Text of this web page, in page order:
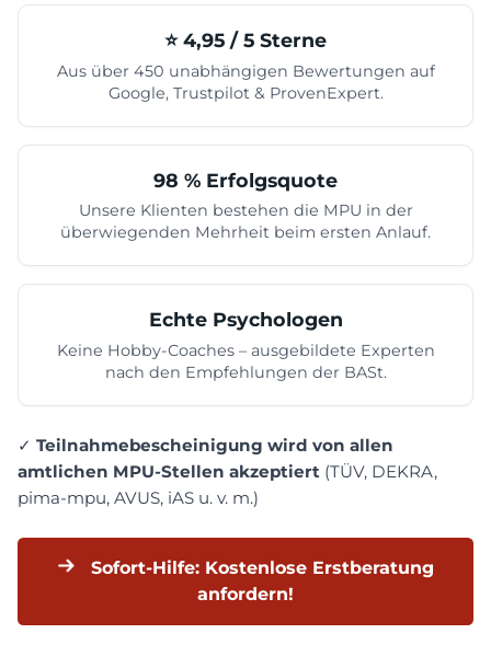
⭐️ 4,95 / 5 Sterne
Aus über 450 unabhängigen Bewertungen auf
Google, Trustpilot & ProvenExpert.
98 % Erfolgsquote
Unsere Klienten bestehen die MPU in der
überwiegenden Mehrheit beim ersten Anlauf.
Echte Psychologen
Keine Hobby-Coaches – ausgebildete Experten
nach den Empfehlungen der BASt.
✓ Teilnahmebescheinigung wird von allen
amtlichen MPU-Stellen akzeptiert (TÜV, DEKRA,
pima-mpu, AVUS, iAS u. v. m.)
Sofort-Hilfe: Kostenlose Erstberatung
anfordern!